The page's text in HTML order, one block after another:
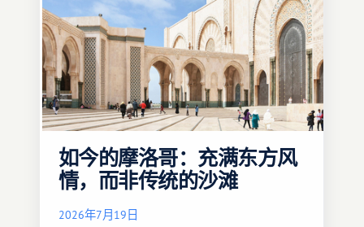
如今的摩洛哥：充满东方风
情，而非传统的沙滩
2026年7月19日